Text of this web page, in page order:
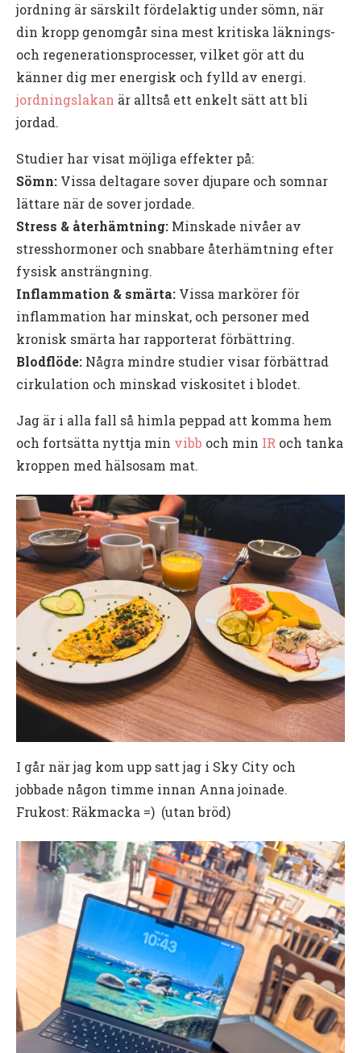
jordning är särskilt fördelaktig under sömn, när
din kropp genomgår sina mest kritiska läknings-
och regenerationsprocesser, vilket gör att du
känner dig mer energisk och fylld av energi.
jordningslakan är alltså ett enkelt sätt att bli
jordad.
Studier har visat möjliga effekter på:
Sömn: Vissa deltagare sover djupare och somnar
lättare när de sover jordade.
Stress & återhämtning: Minskade nivåer av
stresshormoner och snabbare återhämtning efter
fysisk ansträngning.
Inflammation & smärta: Vissa markörer för
inflammation har minskat, och personer med
kronisk smärta har rapporterat förbättring.
Blodflöde: Några mindre studier visar förbättrad
cirkulation och minskad viskositet i blodet.
Jag är i alla fall så himla peppad att komma hem
och fortsätta nyttja min vibb och min IR och tanka
kroppen med hälsosam mat.
I går när jag kom upp satt jag i Sky City och
jobbade någon timme innan Anna joinade.
Frukost: Räkmacka =) (utan bröd)